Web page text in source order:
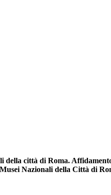
città di Roma.
Nazionali della Città di